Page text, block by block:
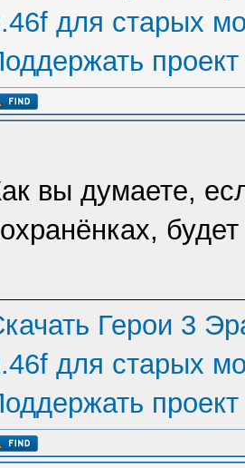
для старых
проект
вы думаете,
Герои 3
для старых
проект